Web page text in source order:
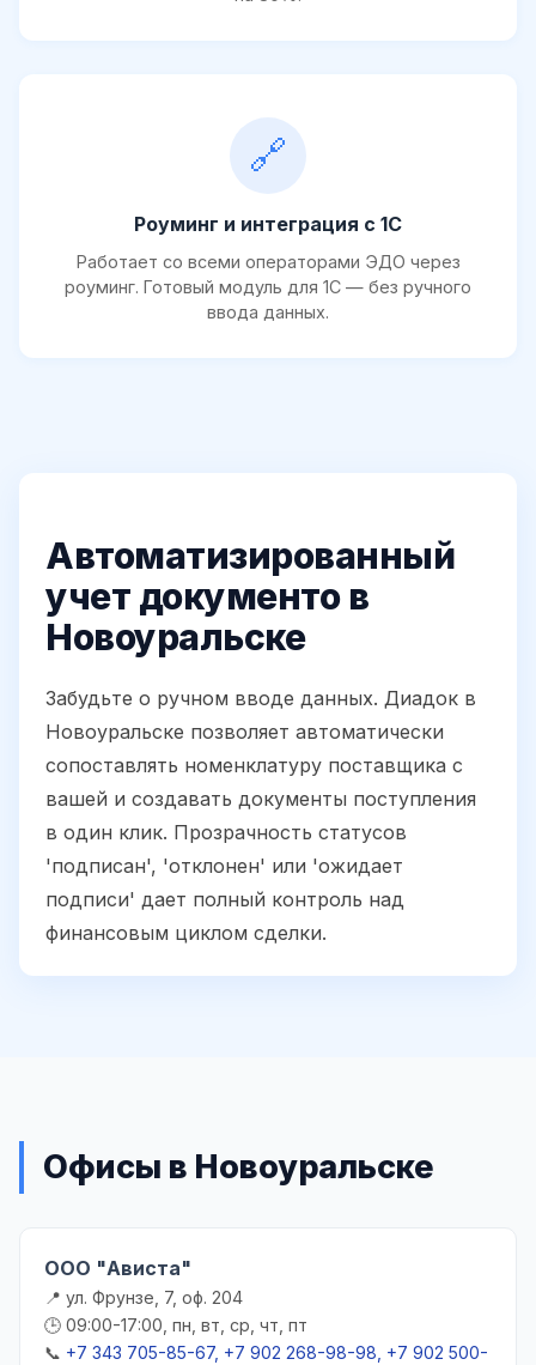
🔗
Роуминг и интеграция с 1С
Работает со всеми операторами ЭДО через
роуминг. Готовый модуль для 1С — без ручного
ввода данных.
Автоматизированный
учет документо в
Новоуральске
Забудьте о ручном вводе данных. Диадок в
Новоуральске позволяет автоматически
сопоставлять номенклатуру поставщика с
вашей и создавать документы поступления
в один клик. Прозрачность статусов
'подписан', 'отклонен' или 'ожидает
подписи' дает полный контроль над
финансовым циклом сделки.
Офисы в Новоуральске
ООО "Ависта"
📍 ул. Фрунзе, 7, оф. 204
🕒 09:00-17:00, пн, вт, ср, чт, пт
📞 +7 343 705-85-67, +7 902 268-98-98, +7 902 500-